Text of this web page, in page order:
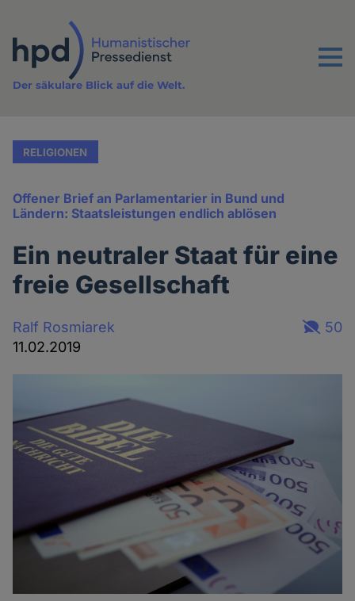
Inhalt
Menu
Der säkulare Blick auf die Welt.
RELIGIONEN
Offener Brief an Parlamentarier in Bund und
Ländern: Staatsleistungen endlich ablösen
Ein neutraler Staat für eine
freie Gesellschaft
Ralf Rosmiarek
11.02.2019
50